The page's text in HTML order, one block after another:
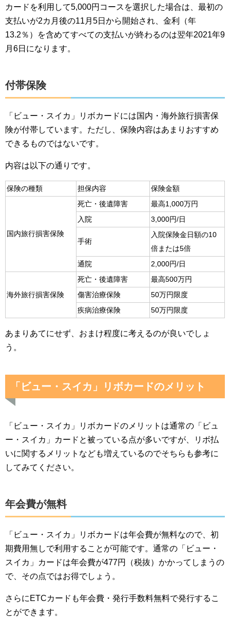
カードを利用して5,000円コースを選択した場合は、最初の
支払いが2カ月後の11月5日から開始され、金利（年
13.2％）を含めてすべての支払いが終わるのは翌年2021年9
月6日になります。
付帯保険
「ビュー・スイカ」リボカードには国内・海外旅行損害保
険が付帯しています。ただし、保険内容はあまりおすすめ
できるものではないです。
内容は以下の通りです。
保険の種類 担保内容 保険金額
国内旅行損害保険
死亡・後遺障害
最高1,000万円
入院
3,000円/日
手術
入院保険金日額の10
倍または5倍
通院
2,000円/日
海外旅行損害保険
死亡・後遺障害
最高500万円
傷害治療保険
50万円限度
疾病治療保険
50万円限度
あまりあてにせず、おまけ程度に考えるのが良いでしょ
う。
「ビュー・スイカ」リボカードのメリット
「ビュー・スイカ」リボカードのメリットは通常の「ビュ
ー・スイカ」カードと被っている点が多いですが、リボ払
いに関するメリットなども増えているのでそちらも参考に
してみてください。
年会費が無料
「ビュー・スイカ」リボカードは年会費が無料なので、初
期費用無しで利用することが可能です。通常の「ビュー・
スイカ」カードは年会費が477円（税抜）かかってしまうの
で、その点ではお得でしょう。
さらにETCカードも年会費・発行手数料無料で発行するこ
とができます。